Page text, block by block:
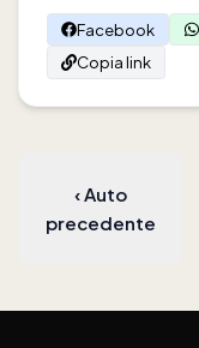
Facebook
Copia link
‹Auto
precedente